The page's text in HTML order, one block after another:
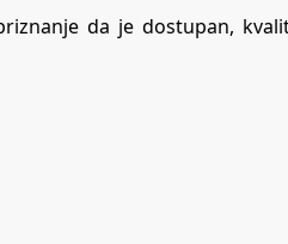
da je dostupan,